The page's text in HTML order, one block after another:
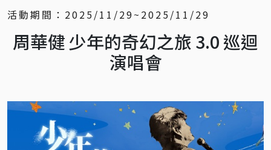
活動期間： 2025/11/29~2025/11/29
周華健 少年的奇幻之旅 3.0 巡迴
演唱會